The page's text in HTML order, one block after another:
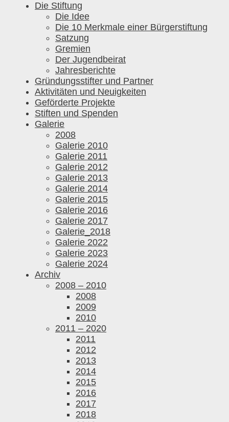
Die Stiftung
Die Idee
Die 10 Merkmale einer Bürgerstiftung
Satzung
Gremien
Der Jugendbeirat
Jahresberichte
Gründungsstifter und Partner
Aktivitäten und Neuigkeiten
Geförderte Projekte
Stiften und Spenden
Galerie
2008
Galerie 2010
Galerie 2011
Galerie 2012
Galerie 2013
Galerie 2014
Galerie 2015
Galerie 2016
Galerie 2017
Galerie_2018
Galerie 2022
Galerie 2023
Galerie 2024
Archiv
2008 – 2010
2008
2009
2010
2011 – 2020
2011
2012
2013
2014
2015
2016
2017
2018